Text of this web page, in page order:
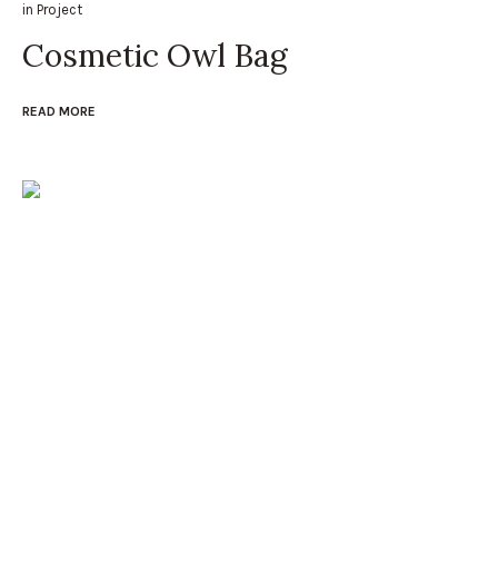
in Project
Cosmetic Owl Bag
READ MORE